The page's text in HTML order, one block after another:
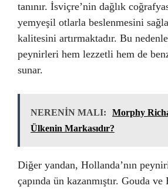
tanınır. İsviçre’nin dağlık
yemyeşil otlarla beslenmesini
kalitesini artırmaktadır. Bu
peynirleri hem lezzetli hem de
sunar.
NERENİN MALI:
Morphy
Ülkenin Markasıdır?
Diğer yandan, Hollanda’nın
çapında ün kazanmıştır. Gouda